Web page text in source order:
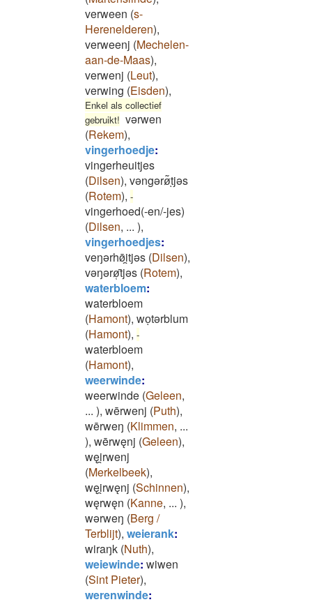
verween (s-
Herenelderen),
verweenj (Mechelen-
aan-de-Maas),
verwenj (Leut),
verwing (Eisden),
Enkel als collectief
gebruikt! vərwen
(Rekem),
vingerhoedje:
vingerheuitjes
(Dilsen), vəngərø͂ͅtjəs
(Rotem), -
vingerhoed(-en/-jes)
(Dilsen, ... ),
vingerhoedjes:
veŋǝrhø̄i̯tjǝs (Dilsen),
vǝŋǝrø̜̄tjǝs (Rotem),
waterbloem:
waterbloem
(Hamont), woͅtərblum
(Hamont), -
waterbloem
(Hamont),
weerwinde:
weerwinde (Geleen,
... ), wērwenj (Puth),
wērweŋ (Klimmen, ...
), wērwęnj (Geleen),
węi̯rwenj
(Merkelbeek),
węi̯rwęnj (Schinnen),
węrwęn (Kanne, ... ),
wǝrweŋ (Berg /
Terblijt), weierank:
wiraŋk (Nuth),
weiewinde: wiwen
(Sint Pieter),
werenwinde: